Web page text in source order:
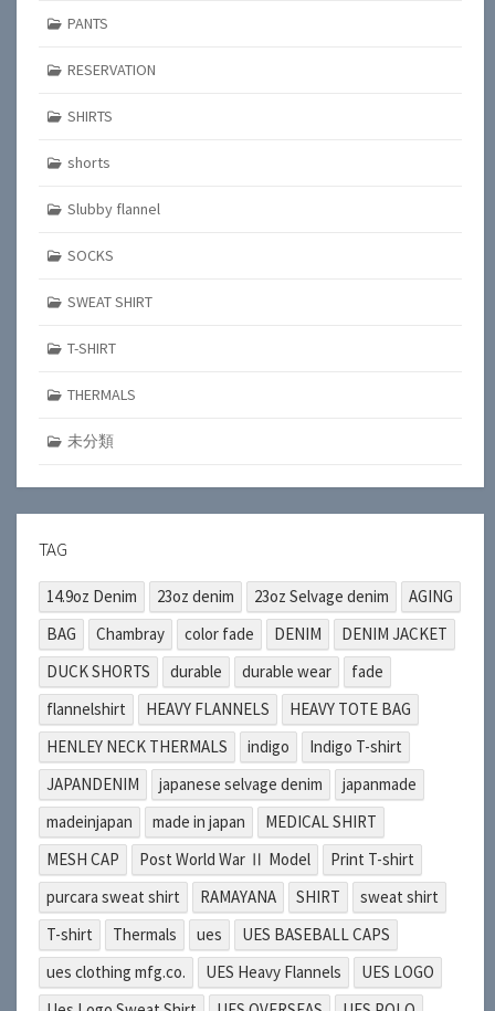
PANTS
RESERVATION
SHIRTS
shorts
Slubby flannel
SOCKS
SWEAT SHIRT
T-SHIRT
THERMALS
未分類
TAG
14.9oz Denim 23oz denim 23oz Selvage denim
AGING
BAG
Chambray color fade DENIM
DENIM JACKET
DUCK SHORTS
durable durable wear
fade
flannelshirt
HEAVY FLANNELS
HEAVY TOTE BAG
HENLEY NECK THERMALS
indigo
Indigo T-shirt
JAPANDENIM
japanese selvage denim
japanmade
madeinjapan
made in japan
MEDICAL SHIRT
MESH CAP
Post World War Ⅱ Model
Print T-shirt
purcara sweat shirt
RAMAYANA SHIRT
sweat shirt
T-shirt
Thermals ues
UES BASEBALL CAPS
ues clothing mfg.co.
UES Heavy Flannels
UES LOGO